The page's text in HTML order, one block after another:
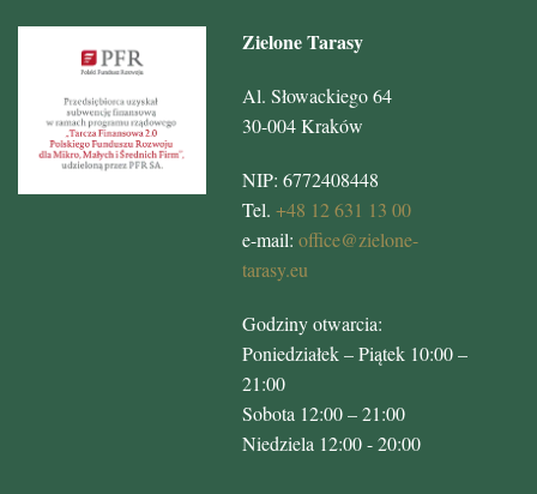
Zielone Tarasy
Al. Słowackiego 64
30-004 Kraków
NIP: 6772408448
Tel. +48 12 631 13 00
e-mail: office@zielone-
tarasy.eu
Godziny otwarcia:
Poniedziałek – Piątek 10:00 –
21:00
Sobota 12:00 – 21:00
Niedziela 12:00 - 20:00